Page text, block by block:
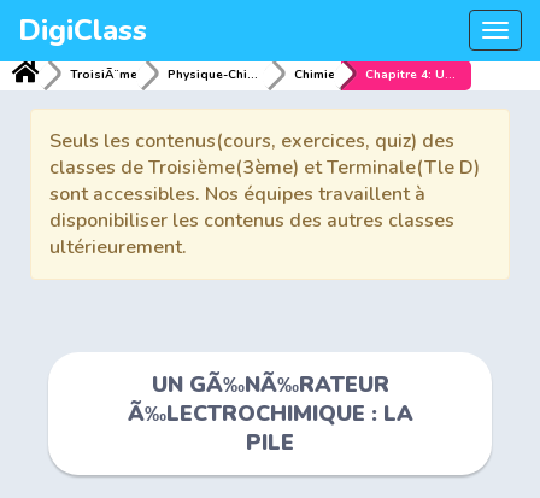
DigiClass
TroisiÃ¨me Physique-Chimie Chimie Chapitre 4: UN GÃ‰NÃ‰RATEUR Ã‰LECTROCHIMIQUE : LA PILE
Seuls les contenus(cours, exercices, quiz) des
classes de Troisième(3ème) et Terminale(Tle D)
sont accessibles. Nos équipes travaillent à
disponibiliser les contenus des autres classes
ultérieurement.
UN GÃ‰NÃ‰RATEUR
Ã‰LECTROCHIMIQUE : LA
PILE